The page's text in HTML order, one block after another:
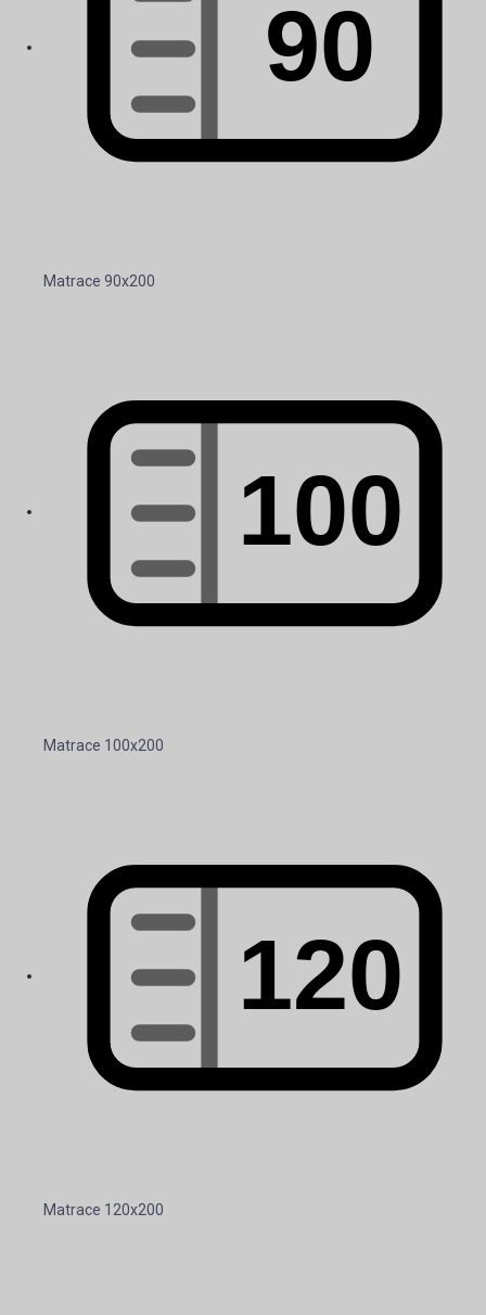
Matrace 90x200
Matrace 100x200
Matrace 120x200